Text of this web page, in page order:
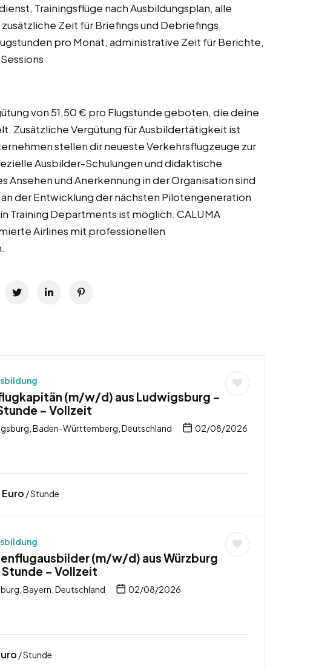
Trainingsflüge nach Ausbildungsplan, alle
Zeit für Briefings und Debriefings,
pro Monat, administrative Zeit für Berichte,
von 51,50 € pro Flugstunde geboten, die deine
Zusätzliche Vergütung für Ausbildertätigkeit ist
stellen dir neueste Verkehrsflugzeuge zur
Ausbilder-Schulungen und didaktische
Ansehen und Anerkennung in der Organisation sind
der Entwicklung der nächsten Pilotengeneration
Training Departments ist möglich. CALUMA
Airlines mit professionellen
(m/w/d) aus Ludwigsburg –
– Vollzeit
Baden-Württemberg, Deutschland 02/08/2026
Euro / Stunde
(m/w/d) aus Würzburg
– Vollzeit
Bayern, Deutschland 02/08/2026
/ Stunde